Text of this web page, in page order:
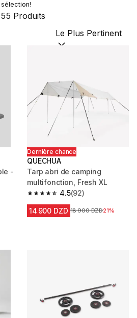
55 Produits
Trier par :(optional)
-
reviews
Dernière chance
QUECHUA
Tarp abri de camping
multifonction, Fresh XL
4.5
4.5 out of 5 stars from 92
(92)
14 900 DZD Prix avant la réduction
18 900 DZD21%